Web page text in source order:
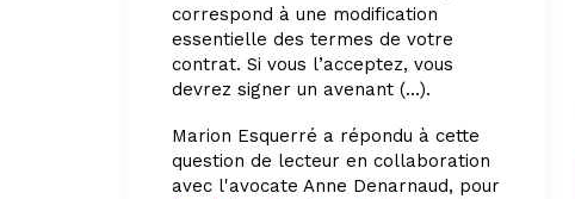
correspond à une modification
essentielle des termes de votre
contrat. Si vous l’acceptez, vous
devrez signer un avenant (...).
Marion Esquerré a répondu à cette
question de lecteur en collaboration
avec l'avocate Anne Denarnaud, pour